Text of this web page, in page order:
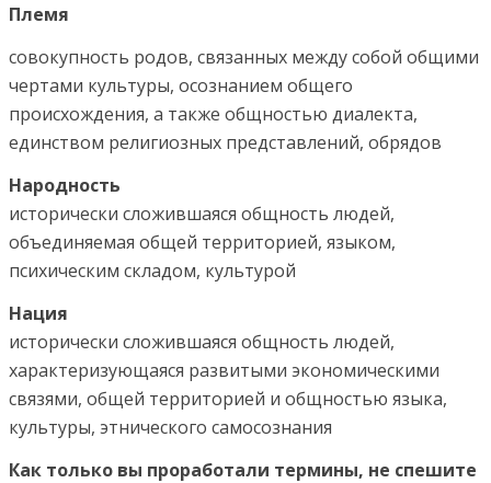
Племя
совокупность родов, связанных между собой общими
чертами культуры, осознанием общего
происхождения, а также общностью диалекта,
единством религиозных представлений, обрядов
Народность
исторически сложившаяся общность людей,
объединяемая общей территорией, языком,
психическим складом, культурой
Нация
исторически сложившаяся общность людей,
характеризующаяся развитыми экономическими
связями, общей территорией и общностью языка,
культуры, этнического самосознания
Как только вы проработали термины, не спешите